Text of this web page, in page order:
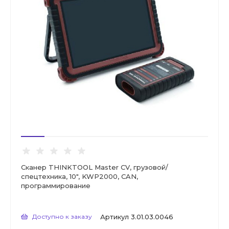
Сканер THINKTOOL Master CV, грузовой/
спецтехника, 10", KWP2000, CAN,
программирование
Доступно к заказу Артикул 3.01.03.0046